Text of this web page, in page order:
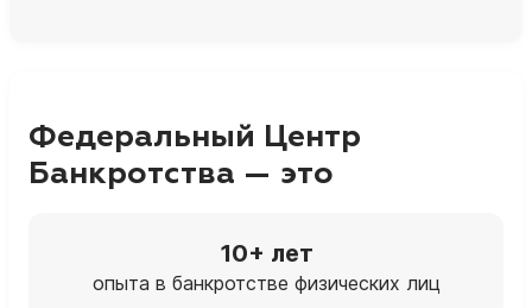
Федеральный Центр
Банкротства — это
10+ лет
опыта в банкротстве физических лиц